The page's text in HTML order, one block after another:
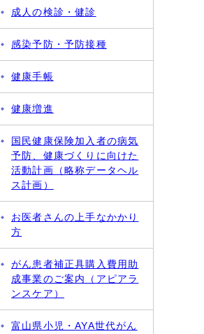
成人の検診・健診
感染予防・予防接種
健康手帳
健康増進
国民健康保険加入者の病気
予防、健康づくりに向けた
活動計画（略称データヘル
ス計画）
お医者さんの上手なかかり
方
がん患者補正具購入費用助
成事業のご案内（アピアラ
ンスケア）
富山県小児・AYA世代がん